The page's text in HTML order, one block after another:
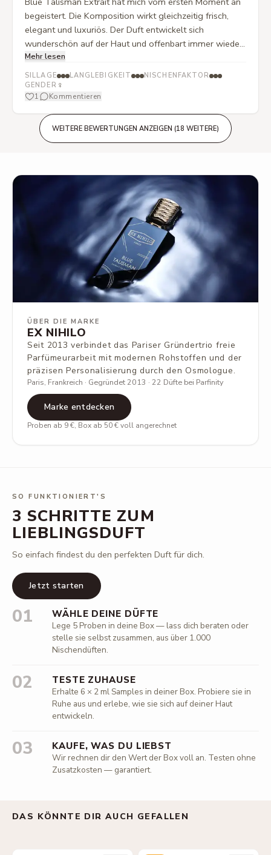
begeistert. Die Komposition wirkt gleichzeitig frisch,
elegant und luxuriös. Der Duft entwickelt sich
wunderschön auf der Haut und offenbart immer wieder
neue Facetten. Die Qualität ist hervorragend, die Sillage
beeindruckend und die Haltbarkeit außergewöhnlich. Er
wirkt modern, stilvoll und hinterlässt einen
unvergesslichen Eindruck. Für mich einer der schönsten
Düfte überhaupt – absolut einzigartig und jeden Cent
wert! ⭐⭐⭐⭐⭐
Mehr lesen
SILLAGE LANGLEBIGKEIT
NISCHENFAKTOR
GENDER ♀
1 Kommentieren
WEITERE BEWERTUNGEN ANZEIGEN (18 WEITERE)
ÜBER DIE MARKE
EX NIHILO
Seit 2013 verbindet das Pariser Gründertrio freie
Parfümeurarbeit mit modernen Rohstoffen und der
präzisen Personalisierung durch den Osmologue.
Paris, Frankreich · Gegründet 2013 · 22 Düfte bei Parfinity
Marke entdecken
Proben ab 9 €, Box ab 50 € voll angerechnet
SO FUNKTIONIERT'S
3 SCHRITTE ZUM
LIEBLINGSDUFT
So einfach findest du den perfekten Duft für dich.
Jetzt starten
01 WÄHLE DEINE DÜFTE
Lege 5 Proben in deine Box — lass dich beraten oder
stelle sie selbst zusammen, aus über 1.000
Nischendüften.
02 TESTE ZUHAUSE
Erhalte 6 × 2 ml Samples in deiner Box. Probiere sie in
Ruhe aus und erlebe, wie sie sich auf deiner Haut
entwickeln.
03 KAUFE, WAS DU LIEBST
Wir rechnen dir den Wert der Box voll an. Testen ohne
Zusatzkosten — garantiert.
DAS KÖNNTE DIR AUCH GEFALLEN